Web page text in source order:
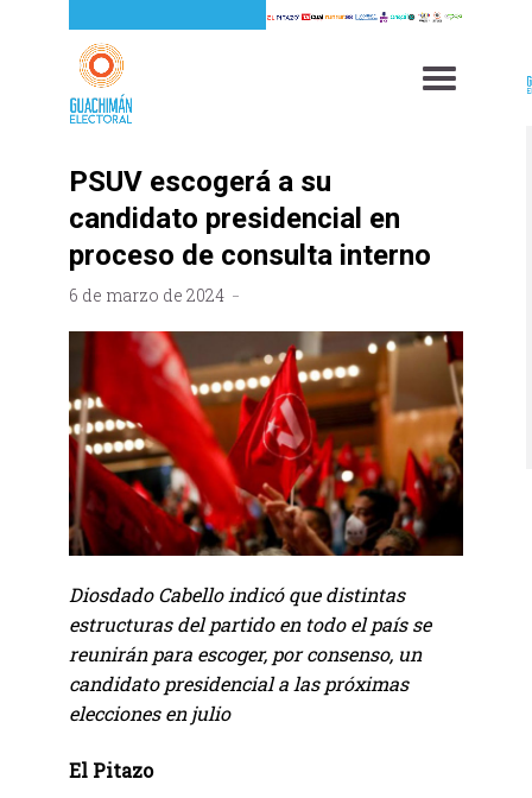
PSUV escogerá a su
candidato presidencial en
proceso de consulta interno
6 de marzo de 2024
Diosdado Cabello indicó que distintas
estructuras del partido en todo el país se
reunirán para escoger, por consenso, un
candidato presidencial a las próximas
elecciones en julio
El Pitazo